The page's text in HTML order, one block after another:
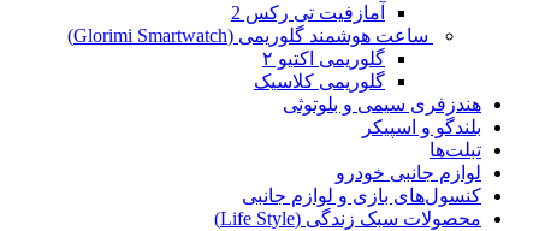
آمازفیت تی رکس 2
ساعت هوشمند گلوریمی (Glorimi Smartwatch)
گلوریمی اکتیو ۲
گلوریمی کلاسیک
هندزفری سیمی و بلوتوثی
بلندگو و اسپیکر
تبلت‌ها
لوازم جانبی خودرو
کنسول‌های بازی و لوازم جانبی
محصولات سبک زندگی (Life Style)